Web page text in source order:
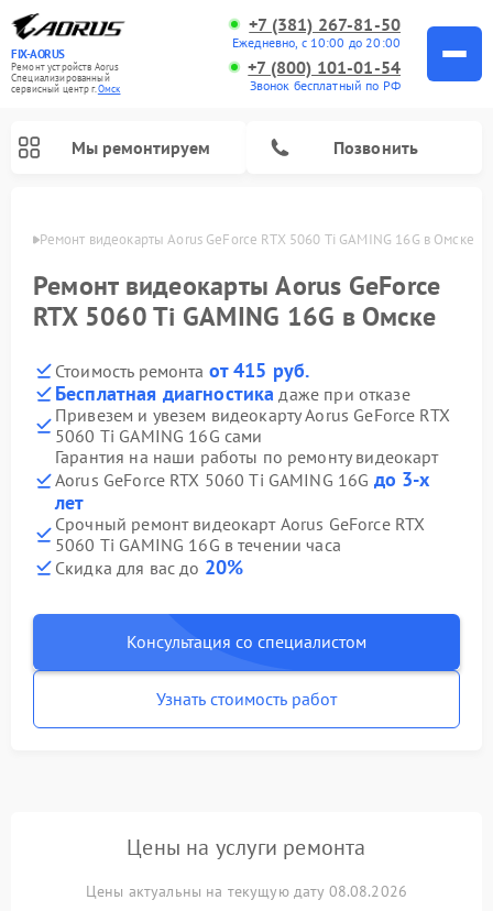
FIX-AORUS
Ремонт устройств Aorus
Специализированный
cервисный центр г.Омск
+7 (381) 267-81-50
Ежедневно, с 10:00 до 20:00
+7 (800) 101-01-54
Звонок бесплатный по РФ
Мы ремонтируем Позвонить
Ремонт видеокарты Aorus GeForce RTX 5060 Ti GAMING 16G в Омске
Ремонт видеокарты Aorus GeForce
RTX 5060 Ti GAMING 16G в Омске
Стоимость ремонта от 415 руб.
Бесплатная диагностика даже при отказе
Привезем и увезем видеокарту Aorus GeForce RTX
5060 Ti GAMING 16G сами
Гарантия на наши работы по ремонту видеокарт
Aorus GeForce RTX 5060 Ti GAMING 16G до 3-х
лет
Срочный ремонт видеокарт Aorus GeForce RTX
5060 Ti GAMING 16G в течении часа
Скидка для вас до 20%
Консультация со специалистом
Узнать стоимость работ
Цены на услуги ремонта
Цены актуальны на текущую дату 08.08.2026